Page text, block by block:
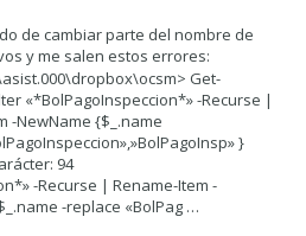
de cambiar parte del nombre de
y me salen estos errores:
Get-
«*BolPagoInspeccion*» -Recurse |
-NewName {$_.name
}
94
-Recurse | Rename-Item -
-replace «BolPag …